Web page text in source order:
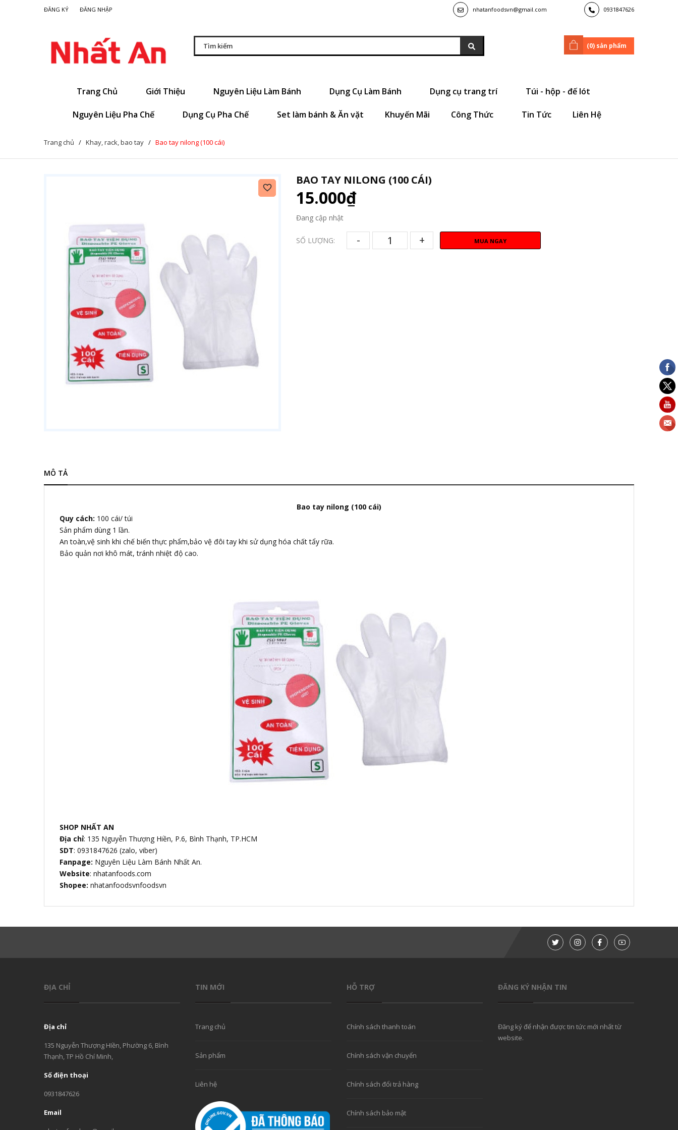
ĐĂNG KÝ ĐĂNG NHẬP nhatanfoodsvn@gmail.com 0931847626
(0) sản phẩm
Trang Chủ Giới Thiệu Nguyên Liệu Làm Bánh Dụng Cụ Làm Bánh Dụng cụ trang trí Túi - hộp - đế lót
Nguyên Liệu Pha Chế Dụng Cụ Pha Chế Set làm bánh & Ăn vặt Khuyến Mãi Công Thức Tin Tức Liên Hệ
Trang chủ / Khay, rack, bao tay / Bao tay nilong (100 cái)
BAO TAY NILONG (100 CÁI)
15.000₫
Đang cập nhật
SỐ LƯỢNG: - + MUA NGAY
MÔ TẢ
Bao tay nilong (100 cái)
Quy cách: 100 cái/ túi
Sản phẩm dùng 1 lần.
An toàn,vệ sinh khi chế biến thực phẩm,bảo vệ đôi tay khi sử dụng hóa chất tẩy rữa.
Bảo quản nơi khô mát, tránh nhiệt độ cao.
SHOP NHẤT AN
Địa chỉ: 135 Nguyễn Thượng Hiền, P.6, Bình Thạnh, TP.HCM
SDT: 0931847626 (zalo, viber)
Fanpage: Nguyên Liệu Làm Bánh Nhất An.
Website: nhatanfoods.com
Shopee: nhatanfoodsvnfoodsvn
ĐỊA CHỈ
Địa chỉ
135 Nguyễn Thượng HIền, Phường 6, Bình
Thạnh, TP Hồ Chí Minh,
Số điện thoại
0931847626
Email
TIN MỚI
Trang chủ
Sản phẩm
Liên hệ
HỖ TRỢ
Chính sách thanh toán
Chính sách vận chuyển
Chính sách đổi trả hàng
Chính sách bảo mật
ĐĂNG KÝ NHẬN TIN
Đăng ký để nhận được tin tức mới nhất từ
website.